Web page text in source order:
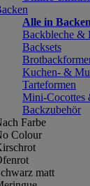
Alle in
Backbleche &
Backsets
Kuchen- &
Tarteformen
Mini-Cocottes
Backzubehör
Farbe
Colour
matt